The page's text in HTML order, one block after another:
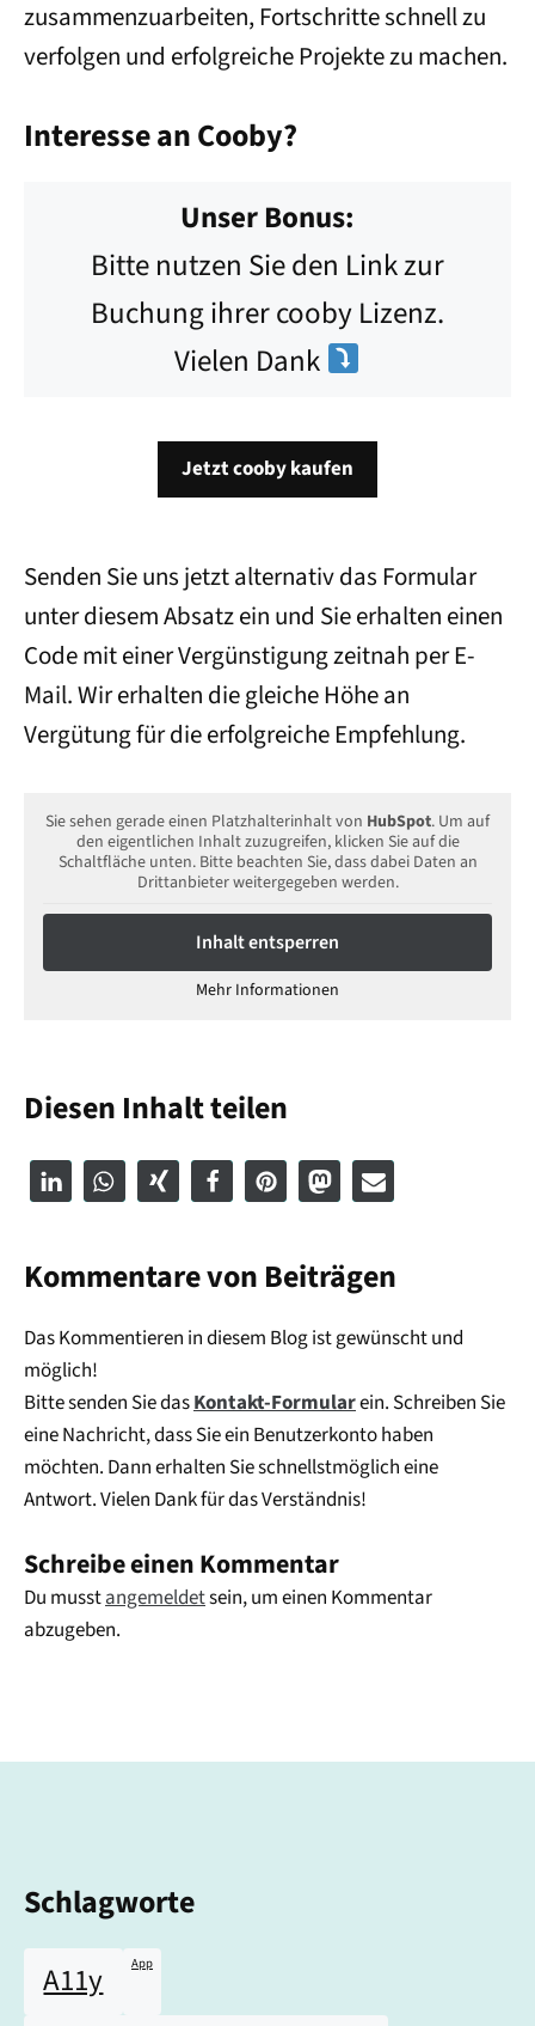
zusammenzuarbeiten, Fortschritte schnell zu
verfolgen und erfolgreiche Projekte zu machen.
Interesse an Cooby?
Unser Bonus:
Bitte nutzen Sie den Link zur
Buchung ihrer cooby Lizenz.
Vielen Dank
Jetzt cooby kaufen
Senden Sie uns jetzt alternativ das Formular
unter diesem Absatz ein und Sie erhalten einen
Code mit einer Vergünstigung zeitnah per E-
Mail. Wir erhalten die gleiche Höhe an
Vergütung für die erfolgreiche Empfehlung.
Sie sehen gerade einen Platzhalterinhalt von HubSpot. Um auf
den eigentlichen Inhalt zuzugreifen, klicken Sie auf die
Schaltfläche unten. Bitte beachten Sie, dass dabei Daten an
Drittanbieter weitergegeben werden.
Inhalt entsperren
Mehr Informationen
Diesen Inhalt teilen
Kommentare von Beiträgen
Das Kommentieren in diesem Blog ist gewünscht und
möglich!
Bitte senden Sie dasKontakt-Formularein. Schreiben Sie
eine Nachricht, dass Sie ein Benutzerkonto haben
möchten. Dann erhalten Sie schnellstmöglich eine
Antwort. Vielen Dank für das Verständnis!
Schreibe einen Kommentar
Du musstangemeldetsein, um einen Kommentar
abzugeben.
Schlagworte
A11y App